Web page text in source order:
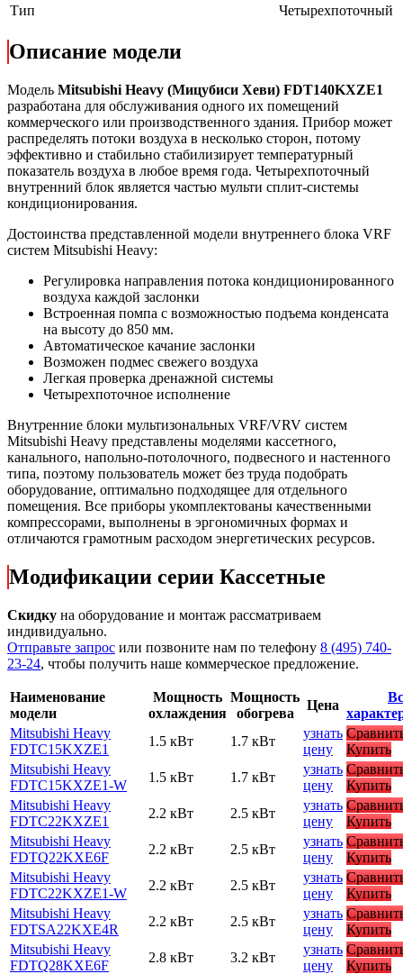
Тип Четырехпоточный
Описание модели
Модель Mitsubishi Heavy (Мицубиси Хеви) FDT140KXZE1
разработана для обслуживания одного их помещений
коммерческого или производственного здания. Прибор может
распределять потоки воздуха в несколько сторон, потому
эффективно и стабильно стабилизирует температурный
показатель воздуха в любое время года. Четырехпоточный
внутренний блок является частью мульти сплит-системы
кондиционирования.
Достоинства представленной модели внутреннего блока VRF
систем Mitsubishi Heavy:
Регулировка направления потока кондиционированного
воздуха каждой заслонки
Встроенная помпа с возможностью подъема конденсата
на высоту до 850 мм.
Автоматическое качание заслонки
Возможен подмес свежего воздуха
Легкая проверка дренажной системы
Четырехпоточное исполнение
Внутренние блоки мультизональных VRF/VRV систем
Mitsubishi Heavy представлены моделями кассетного,
канального, напольно-потолочного, подвесного и настенного
типа, поэтому пользователь может без труда подобрать
оборудование, оптимально подходящее для отдельного
помещения. Все приборы укомплектованы качественными
компрессорами, выполнены в эргономичных формах и
отличаются грамотным расходом энергетических ресурсов.
Модификации серии Кассетные
Скидку на оборудование и монтаж рассматриваем
индивидуально.
Отправьте запрос или позвоните нам по телефону 8 (495) 740-
23-24, чтобы получить наше коммерческое предложение.
Наименование
модели
Мощность
охлаждения
Мощность
обогрева
Цена
Mitsubishi Heavy
FDTC15KXZE1
1.5 кВт 1.7 кВт
узнать
цену
Купить
Mitsubishi Heavy
FDTC15KXZE1-W
1.5 кВт 1.7 кВт
узнать
цену
Купить
Mitsubishi Heavy
FDTC22KXZE1
2.2 кВт 2.5 кВт
узнать
цену
Купить
Mitsubishi Heavy
FDTQ22KXE6F
2.2 кВт 2.5 кВт
узнать
цену
Купить
Mitsubishi Heavy
FDTC22KXZE1-W
2.2 кВт 2.5 кВт
узнать
цену
Купить
Mitsubishi Heavy
FDTSA22KXE4R
2.2 кВт 2.5 кВт
узнать
цену
Купить
Mitsubishi Heavy
FDTQ28KXE6F
2.8 кВт 3.2 кВт
узнать
цену
Купить